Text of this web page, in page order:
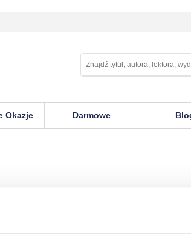
Okazje Darmowe